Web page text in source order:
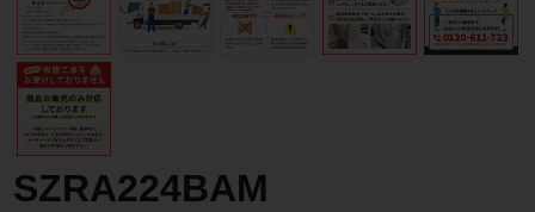
SZRA224BAM